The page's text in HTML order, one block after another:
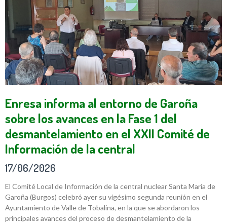
Enresa informa al entorno de Garoña
sobre los avances en la Fase 1 del
desmantelamiento en el XXII Comité de
Información de la central
17/06/2026
El Comité Local de Información de la central nuclear Santa María de
Garoña (Burgos) celebró ayer su vigésimo segunda reunión en el
Ayuntamiento de Valle de Tobalina, en la que se abordaron los
principales avances del proceso de desmantelamiento de la